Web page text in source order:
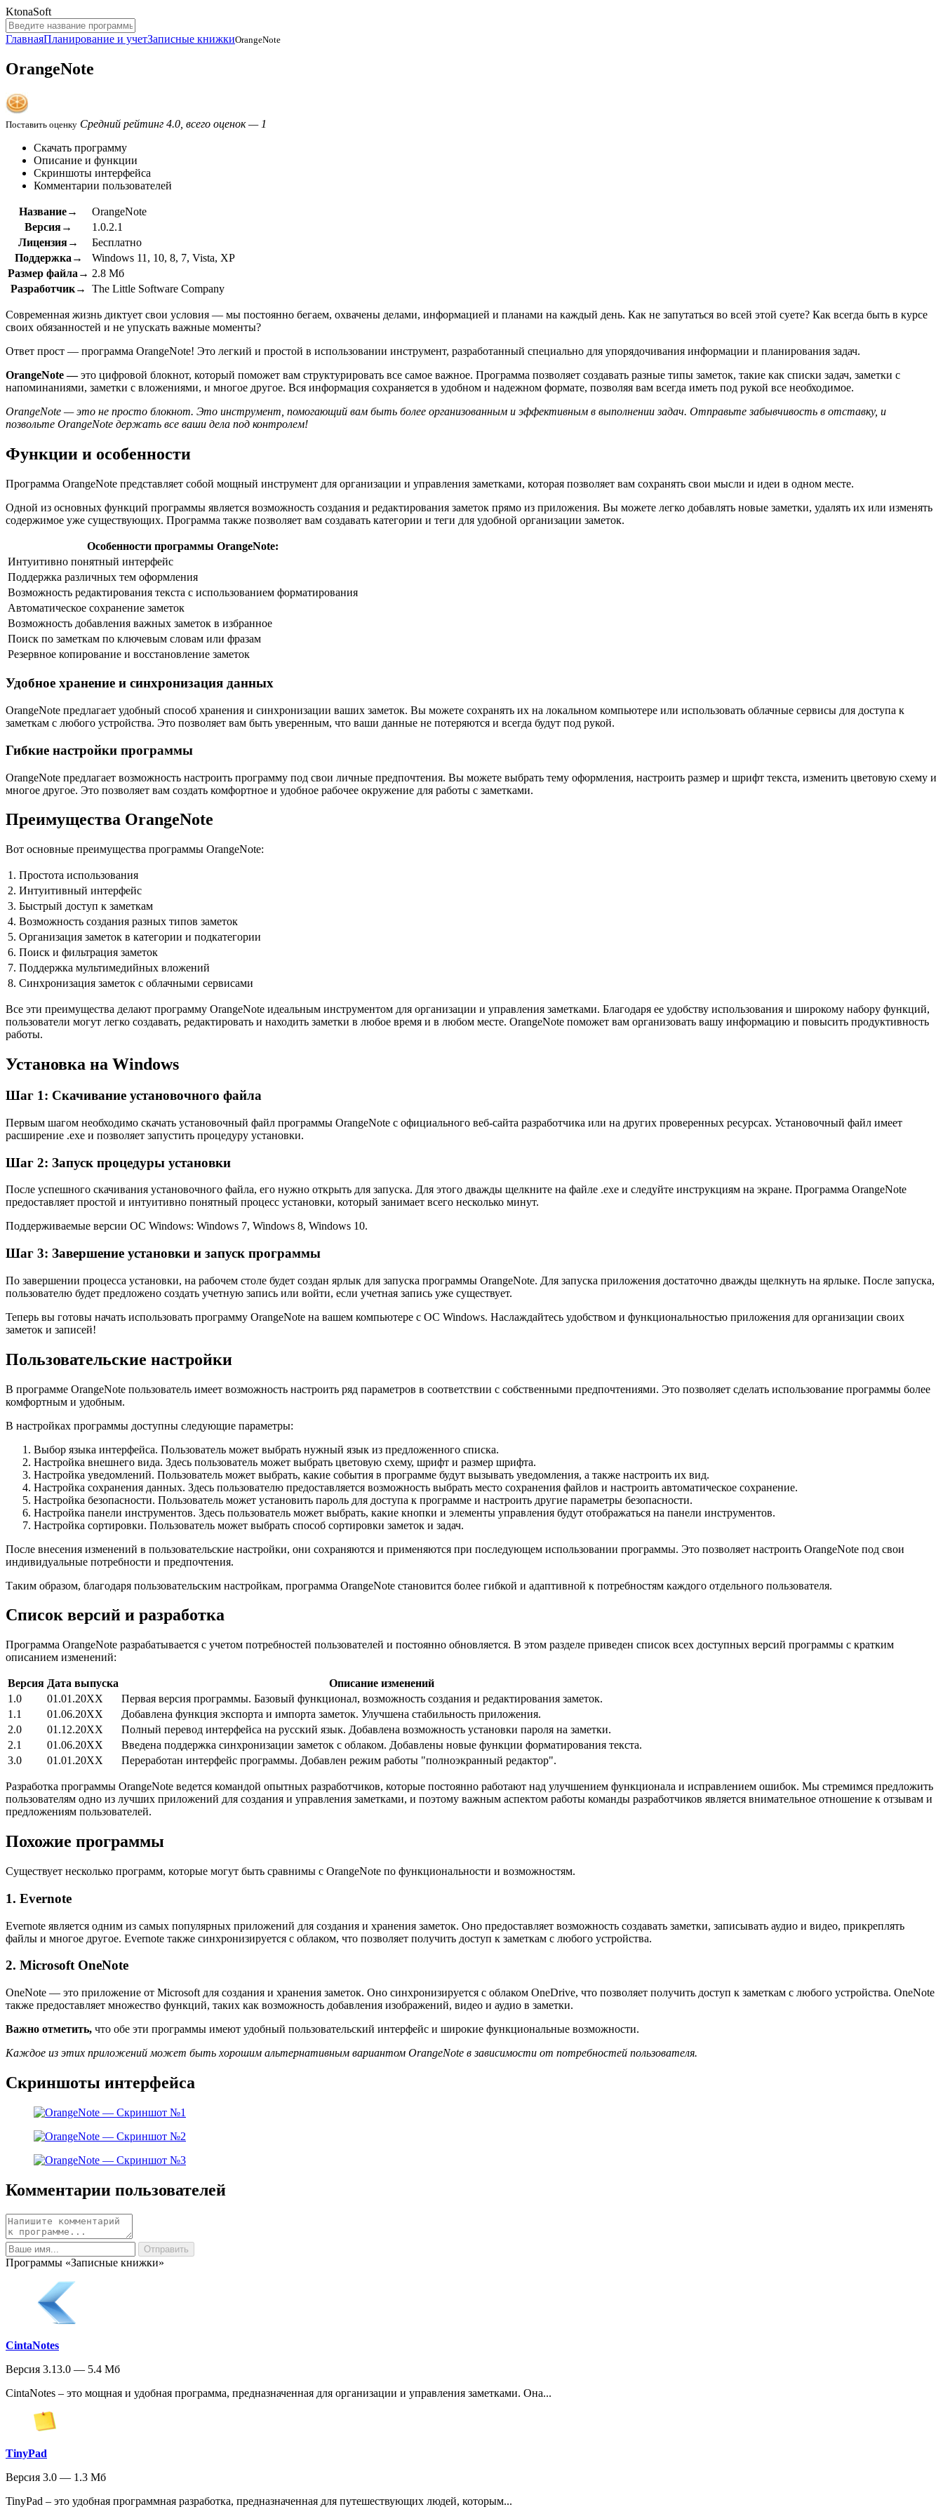
KtonaSoft
ГлавнаяПланирование и учетЗаписные книжкиOrangeNote
OrangeNote
Поставить оценку Средний рейтинг 4.0, всего оценок — 1
Скачать программу
Описание и функции
Скриншоты интерфейса
Комментарии пользователей
Название→
OrangeNote
Версия→
1.0.2.1
Лицензия→
Бесплатно
Поддержка→
Windows 11, 10, 8, 7, Vista, XP
Размер файла→ 2.8 Мб
Разработчик→
The Little Software Company
Современная жизнь диктует свои условия — мы постоянно бегаем, охвачены делами, информацией и планами на каждый день. Как не запутаться во всей этой суете? Как всегда быть в курсе
своих обязанностей и не упускать важные моменты?
Ответ прост — программа OrangeNote! Это легкий и простой в использовании инструмент, разработанный специально для упорядочивания информации и планирования задач.
OrangeNote —это цифровой блокнот, который поможет вам структурировать все самое важное. Программа позволяет создавать разные типы заметок, такие как списки задач, заметки с
напоминаниями, заметки с вложениями, и многое другое. Вся информация сохраняется в удобном и надежном формате, позволяя вам всегда иметь под рукой все необходимое.
OrangeNote — это не просто блокнот. Это инструмент, помогающий вам быть более организованным и эффективным в выполнении задач. Отправьте забывчивость в отставку, и
позвольте OrangeNote держать все ваши дела под контролем!
Функции и особенности
Программа OrangeNote представляет собой мощный инструмент для организации и управления заметками, которая позволяет вам сохранять свои мысли и идеи в одном месте.
Одной из основных функций программы является возможность создания и редактирования заметок прямо из приложения. Вы можете легко добавлять новые заметки, удалять их или изменять
содержимое уже существующих. Программа также позволяет вам создавать категории и теги для удобной организации заметок.
Особенности программы OrangeNote:
Интуитивно понятный интерфейс
Поддержка различных тем оформления
Возможность редактирования текста с использованием форматирования
Автоматическое сохранение заметок
Возможность добавления важных заметок в избранное
Поиск по заметкам по ключевым словам или фразам
Резервное копирование и восстановление заметок
Удобное хранение и синхронизация данных
OrangeNote предлагает удобный способ хранения и синхронизации ваших заметок. Вы можете сохранять их на локальном компьютере или использовать облачные сервисы для доступа к
заметкам с любого устройства. Это позволяет вам быть уверенным, что ваши данные не потеряются и всегда будут под рукой.
Гибкие настройки программы
OrangeNote предлагает возможность настроить программу под свои личные предпочтения. Вы можете выбрать тему оформления, настроить размер и шрифт текста, изменить цветовую схему и
многое другое. Это позволяет вам создать комфортное и удобное рабочее окружение для работы с заметками.
Преимущества OrangeNote
Вот основные преимущества программы OrangeNote:
1. Простота использования
2. Интуитивный интерфейс
3. Быстрый доступ к заметкам
4. Возможность создания разных типов заметок
5. Организация заметок в категории и подкатегории
6. Поиск и фильтрация заметок
7. Поддержка мультимедийных вложений
8. Синхронизация заметок с облачными сервисами
Все эти преимущества делают программу OrangeNote идеальным инструментом для организации и управления заметками. Благодаря ее удобству использования и широкому набору функций,
пользователи могут легко создавать, редактировать и находить заметки в любое время и в любом месте. OrangeNote поможет вам организовать вашу информацию и повысить продуктивность
работы.
Установка на Windows
Шаг 1: Скачивание установочного файла
Первым шагом необходимо скачать установочный файл программы OrangeNote с официального веб-сайта разработчика или на других проверенных ресурсах. Установочный файл имеет
расширение .exe и позволяет запустить процедуру установки.
Шаг 2: Запуск процедуры установки
После успешного скачивания установочного файла, его нужно открыть для запуска. Для этого дважды щелкните на файле .exe и следуйте инструкциям на экране. Программа OrangeNote
предоставляет простой и интуитивно понятный процесс установки, который занимает всего несколько минут.
Поддерживаемые версии ОС Windows: Windows 7, Windows 8, Windows 10.
Шаг 3: Завершение установки и запуск программы
По завершении процесса установки, на рабочем столе будет создан ярлык для запуска программы OrangeNote. Для запуска приложения достаточно дважды щелкнуть на ярлыке. После запуска,
пользователю будет предложено создать учетную запись или войти, если учетная запись уже существует.
Теперь вы готовы начать использовать программу OrangeNote на вашем компьютере с ОС Windows. Наслаждайтесь удобством и функциональностью приложения для организации своих
заметок и записей!
Пользовательские настройки
В программе OrangeNote пользователь имеет возможность настроить ряд параметров в соответствии с собственными предпочтениями. Это позволяет сделать использование программы более
комфортным и удобным.
В настройках программы доступны следующие параметры:
Выбор языка интерфейса. Пользователь может выбрать нужный язык из предложенного списка.
Настройка внешнего вида. Здесь пользователь может выбрать цветовую схему, шрифт и размер шрифта.
Настройка уведомлений. Пользователь может выбрать, какие события в программе будут вызывать уведомления, а также настроить их вид.
Настройка сохранения данных. Здесь пользователю предоставляется возможность выбрать место сохранения файлов и настроить автоматическое сохранение.
Настройка безопасности. Пользователь может установить пароль для доступа к программе и настроить другие параметры безопасности.
Настройка панели инструментов. Здесь пользователь может выбрать, какие кнопки и элементы управления будут отображаться на панели инструментов.
Настройка сортировки. Пользователь может выбрать способ сортировки заметок и задач.
После внесения изменений в пользовательские настройки, они сохраняются и применяются при последующем использовании программы. Это позволяет настроить OrangeNote под свои
индивидуальные потребности и предпочтения.
Таким образом, благодаря пользовательским настройкам, программа OrangeNote становится более гибкой и адаптивной к потребностям каждого отдельного пользователя.
Список версий и разработка
Программа OrangeNote разрабатывается с учетом потребностей пользователей и постоянно обновляется. В этом разделе приведен список всех доступных версий программы с кратким
описанием изменений:
Версия Дата выпуска
Описание изменений
1.0
01.01.20XX
Первая версия программы. Базовый функционал, возможность создания и редактирования заметок.
1.1
01.06.20XX
Добавлена функция экспорта и импорта заметок. Улучшена стабильность приложения.
2.0
01.12.20XX
Полный перевод интерфейса на русский язык. Добавлена возможность установки пароля на заметки.
2.1
01.06.20XX
Введена поддержка синхронизации заметок с облаком. Добавлены новые функции форматирования текста.
3.0
01.01.20XX Переработан интерфейс программы. Добавлен режим работы "полноэкранный редактор".
Разработка программы OrangeNote ведется командой опытных разработчиков, которые постоянно работают над улучшением функционала и исправлением ошибок. Мы стремимся предложить
пользователям одно из лучших приложений для создания и управления заметками, и поэтому важным аспектом работы команды разработчиков является внимательное отношение к отзывам и
предложениям пользователей.
Похожие программы
Существует несколько программ, которые могут быть сравнимы с OrangeNote по функциональности и возможностям.
1. Evernote
Evernote является одним из самых популярных приложений для создания и хранения заметок. Оно предоставляет возможность создавать заметки, записывать аудио и видео, прикреплять
файлы и многое другое. Evernote также синхронизируется с облаком, что позволяет получить доступ к заметкам с любого устройства.
2. Microsoft OneNote
OneNote — это приложение от Microsoft для создания и хранения заметок. Оно синхронизируется с облаком OneDrive, что позволяет получить доступ к заметкам с любого устройства. OneNote
также предоставляет множество функций, таких как возможность добавления изображений, видео и аудио в заметки.
Важно отметить, что обе эти программы имеют удобный пользовательский интерфейс и широкие функциональные возможности.
Каждое из этих приложений может быть хорошим альтернативным вариантом OrangeNote в зависимости от потребностей пользователя.
Скриншоты интерфейса
Комментарии пользователей
Программы «Записные книжки»
CintaNotes
Версия 3.13.0 — 5.4 Мб
CintaNotes – это мощная и удобная программа, предназначенная для организации и управления заметками. Она...
TinyPad
Версия 3.0 — 1.3 Мб
TinyPad – это удобная программная разработка, предназначенная для путешествующих людей, которым...